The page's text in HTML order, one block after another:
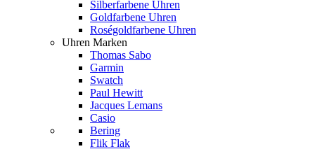
Silberfarbene Uhren
Goldfarbene Uhren
Roségoldfarbene Uhren
Uhren Marken
Thomas Sabo
Garmin
Swatch
Paul Hewitt
Jacques Lemans
Casio
Bering
Flik Flak